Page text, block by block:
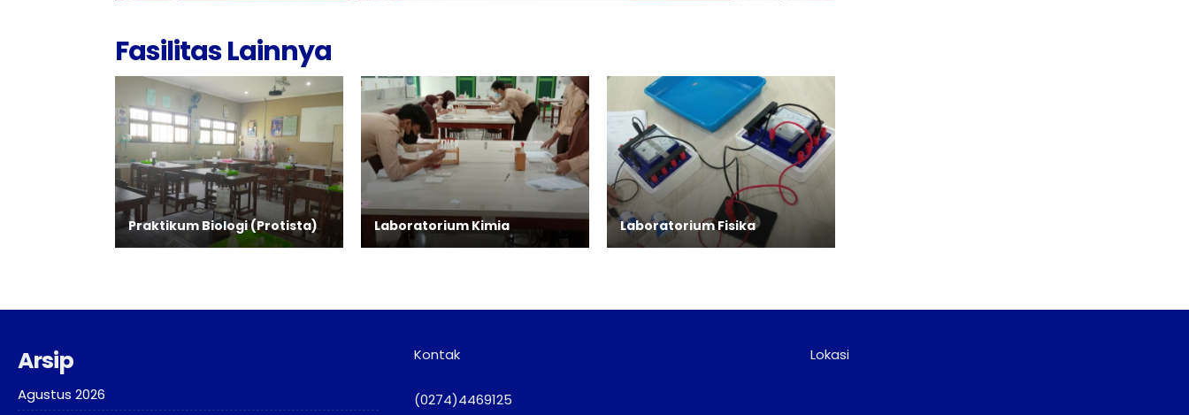
Fasilitas Lainnya
Praktikum Biologi (Protista) Laboratorium Kimia Laboratorium Fisika
Arsip
Agustus 2026
Kontak
(0274)4469125
Lokasi